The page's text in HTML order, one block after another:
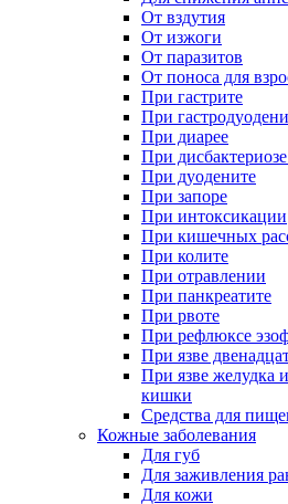
От вздутия
От изжоги
От паразитов
От поноса для
При гастрите
При
При диарее
При
При дуодените
При запоре
При интоксикации
При кишечных
При колите
При отравлении
При панкреатите
При рвоте
При рефлюксе
При язве
При язве желудка
кишки
Средства для
Кожные заболевания
Для губ
Для заживления
Для кожи